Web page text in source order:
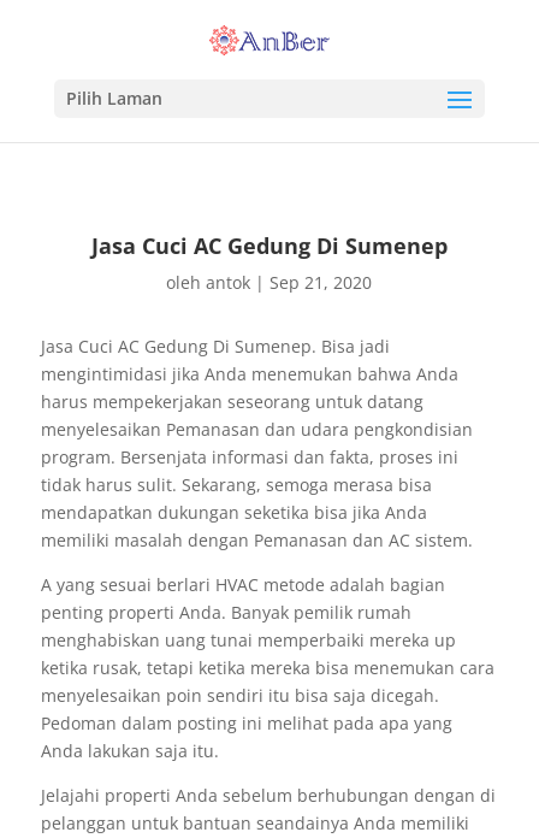
Pilih Laman
Jasa Cuci AC Gedung Di Sumenep
olehantok |Sep 21, 2020
Jasa Cuci AC Gedung Di Sumenep. Bisa jadi
mengintimidasi jika Anda menemukan bahwa Anda
harus mempekerjakan seseorang untuk datang
menyelesaikan Pemanasan dan udara pengkondisian
program. Bersenjata informasi dan fakta, proses ini
tidak harus sulit. Sekarang, semoga merasa bisa
mendapatkan dukungan seketika bisa jika Anda
memiliki masalah dengan Pemanasan dan AC sistem.
A yang sesuai berlari HVAC metode adalah bagian
penting properti Anda. Banyak pemilik rumah
menghabiskan uang tunai memperbaiki mereka up
ketika rusak, tetapi ketika mereka bisa menemukan cara
menyelesaikan poin sendiri itu bisa saja dicegah.
Pedoman dalam posting ini melihat pada apa yang
Anda lakukan saja itu.
Jelajahi properti Anda sebelum berhubungan dengan di
pelanggan untuk bantuan seandainya Anda memiliki